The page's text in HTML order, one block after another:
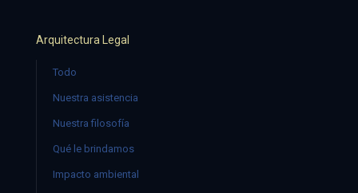
Arquitectura Legal
Todo
Nuestra asistencia
Nuestra filosofía
Qué le brindamos
Impacto ambiental